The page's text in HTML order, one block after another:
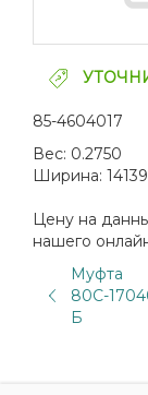
85-4604017
Вес: 0.2750
Ширина:
Цену на
нашего
Муфта
80С-
Б